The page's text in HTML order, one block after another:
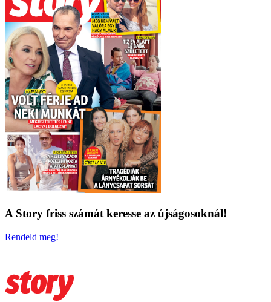
A Story friss számát keresse az újságosoknál!
Rendeld meg!